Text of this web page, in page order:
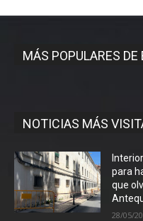
MÁS POPULARES
NOTICIAS MÁS
para
que
28/05/